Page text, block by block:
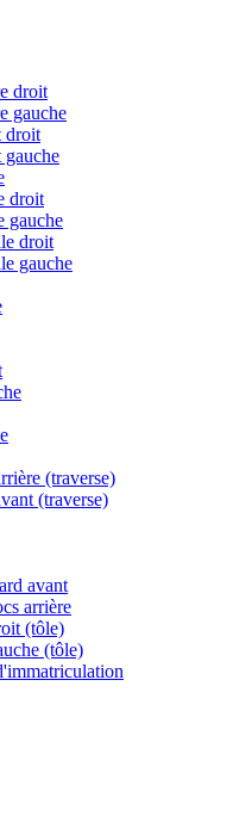
droit
gauche
droit
gauche
droit
gauche
droit
gauche
(traverse)
(traverse)
avant
arrière
(tôle)
(tôle)